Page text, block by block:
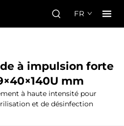
FR
à impulsion forte
mm
à haute intensité pour
et de désinfection